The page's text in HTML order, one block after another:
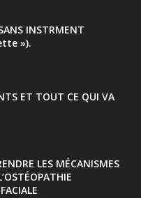
INSTRMENT
»).
ET TOUT CE QUI VA
LES MÉCANISMES